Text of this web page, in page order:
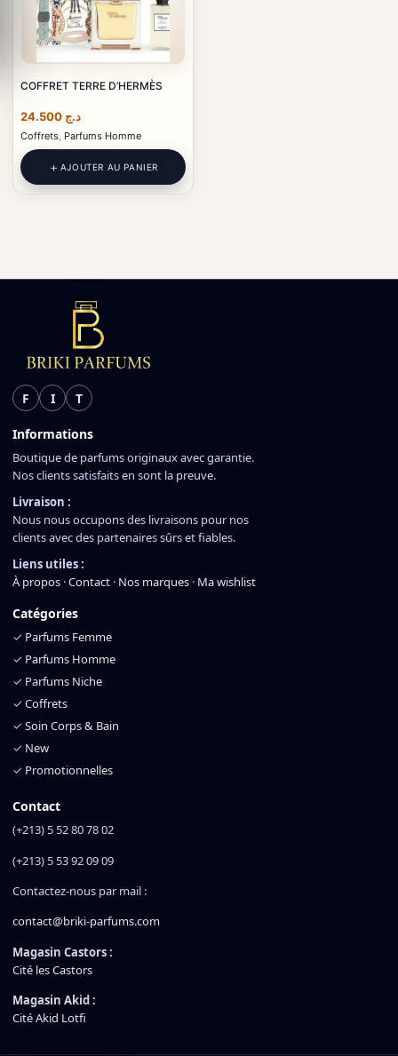
COFFRET TERRE D’HERMÈS
د.ج
Coffrets, Parfums Homme
AJOUTER AU PANIER
F I T
Informations
Boutique de parfums originaux avec garantie.
Nos clients satisfaits en sont la preuve.
Livraison :
Nous nous occupons des livraisons pour nos
clients avec des partenaires sûrs et fiables.
Liens utiles :
À propos ·Contact · Nos marques · Ma wishlist
Catégories
✓ Parfums Femme
✓ Parfums Homme
✓ Parfums Niche
✓ Coffrets
✓ Soin Corps & Bain
✓ New
✓ Promotionnelles
Contact
(+213) 5 52 80 78 02
(+213) 5 53 92 09 09
Contactez-nous par mail :
contact@briki-parfums.com
Magasin Castors :
Cité les Castors
Magasin Akid :
Cité Akid Lotfi